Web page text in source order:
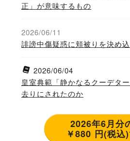
正」が意味するもの
2026/06/11
誹謗中傷疑惑に頬被りを決め
2026/06/04
皇室典範「静かなるクーデタ
去りにされたのか
2026年6月分
￥880 円(